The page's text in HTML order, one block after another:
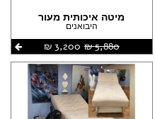
מיטה איכותית מעור
היבואנים
5,880 ‏₪
3,200 ‏₪